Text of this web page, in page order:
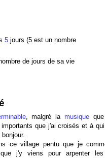
5jours (5 est un nombre
de jours de sa vie
, malgré la musiqueque
que j'ai croisés et à
ce village pentu que je
j'y viens pour arpenter